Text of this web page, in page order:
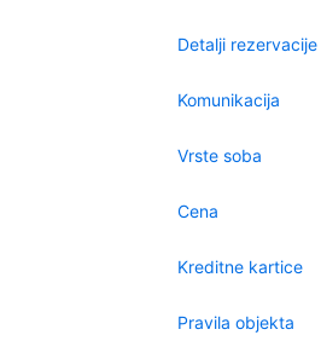
Detalji rezervacije
Komunikacija
Vrste soba
Cena
Kreditne kartice
Pravila objekta